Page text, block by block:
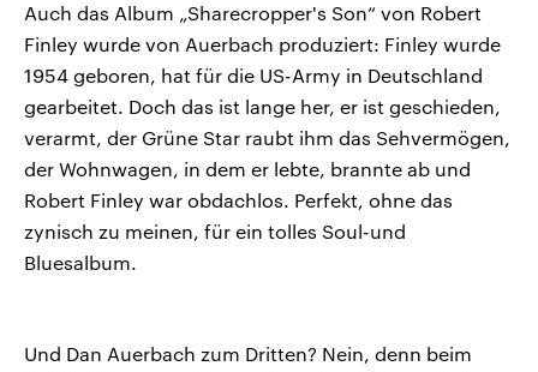
Auch das Album „Sharecropper's Son“ von Robert
Finley wurde von Auerbach produziert: Finley wurde
1954 geboren, hat für die US-Army in Deutschland
gearbeitet. Doch das ist lange her, er ist geschieden,
verarmt, der Grüne Star raubt ihm das Sehvermögen,
der Wohnwagen, in dem er lebte, brannte ab und
Robert Finley war obdachlos. Perfekt, ohne das
zynisch zu meinen, für ein tolles Soul-und
Bluesalbum.
Und Dan Auerbach zum Dritten? Nein, denn beim